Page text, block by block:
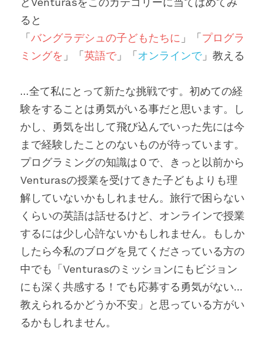
ると
「 バングラデシュの子どもたちに 」「 プログラ
ミングを 」「 英語で 」「 オンラインで」教える
…全て私にとって新たな挑戦です。初めての経
験をすることは勇気がいる事だと思います。し
かし、勇気を出して飛び込んでいった先には今
まで経験したことのないものが待っています。
プログラミングの知識は０で、きっと以前から
Venturasの授業を受けてきた子どもよりも理
解していないかもしれません。旅行で困らない
くらいの英語は話せるけど、オンラインで授業
するには少し心許ないかもしれません。もしか
したら今私のブログを見てくださっている方の
中でも「Venturasのミッションにもビジョン
にも深く共感する！でも応募する勇気がない…
教えられるかどうか不安」と思っている方がい
るかもしれません。